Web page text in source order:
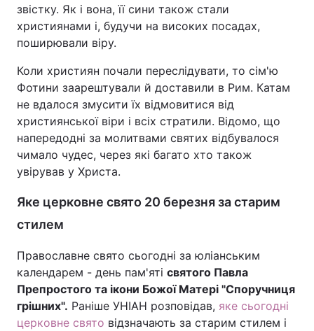
звістку. Як і вона, її сини також стали
християнами і, будучи на високих посадах,
поширювали віру.
Коли християн почали переслідувати, то сім'ю
Фотини заарештували й доставили в Рим. Катам
не вдалося змусити їх відмовитися від
християнської віри і всіх стратили. Відомо, що
напередодні за молитвами святих відбувалося
чимало чудес, через які багато хто також
увірував у Христа.
Яке церковне свято 20 березня за старим
стилем
Православне свято сьогодні за юліанським
календарем - день пам'яті святого Павла
Препростого та ікони Божої Матері "Споручниця
грішних". Раніше УНІАН розповідав, яке сьогодні
церковне свято відзначають за старим стилем і